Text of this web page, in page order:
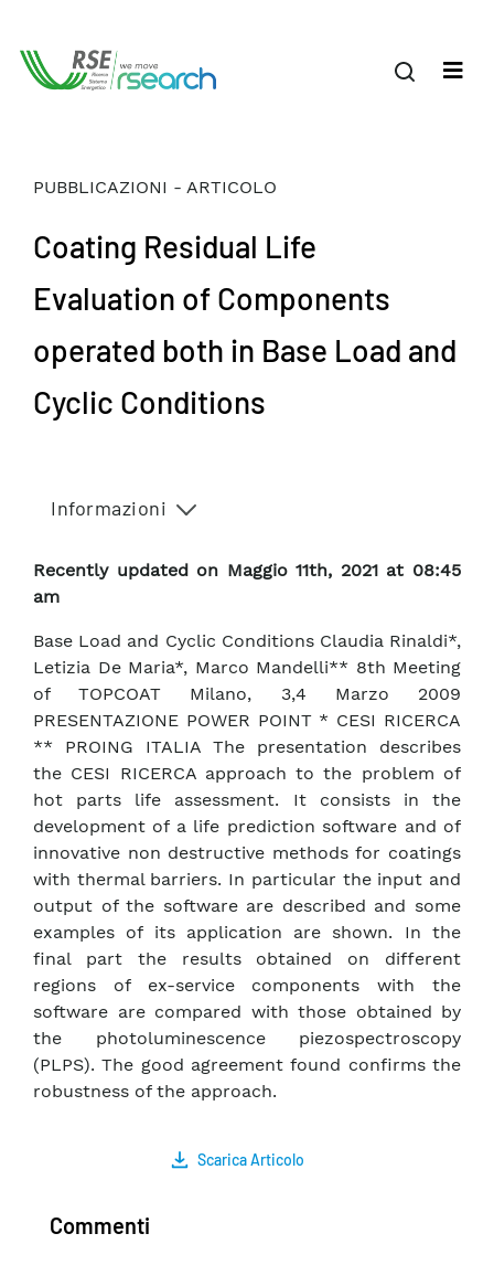
PUBBLICAZIONI - ARTICOLO
Coating Residual Life
Evaluation of Components
operated both in Base Load and
Cyclic Conditions
Informazioni
Recently updated on Maggio 11th, 2021 at 08:45
am
Base Load and Cyclic Conditions Claudia Rinaldi*,
Letizia De Maria*, Marco Mandelli** 8th Meeting
of TOPCOAT Milano, 3,4 Marzo 2009
PRESENTAZIONE POWER POINT * CESI RICERCA
** PROING ITALIA The presentation describes
the CESI RICERCA approach to the problem of
hot parts life assessment. It consists in the
development of a life prediction software and of
innovative non destructive methods for coatings
with thermal barriers. In particular the input and
output of the software are described and some
examples of its application are shown. In the
final part the results obtained on different
regions of ex-service components with the
software are compared with those obtained by
the photoluminescence piezospectroscopy
(PLPS). The good agreement found confirms the
robustness of the approach.
Scarica Articolo
Commenti